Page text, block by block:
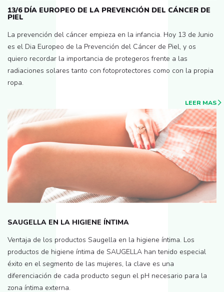
13/6 DÍA EUROPEO DE LA PREVENCIÓN DEL CÁNCER DE
PIEL
La prevención del cáncer empieza en la infancia. Hoy 13 de Junio
es el Dia Europeo de la Prevención del Cáncer de Piel, y os
quiero recordar la importancia de protegeros frente a las
radiaciones solares tanto con fotoprotectores como con la propia
ropa.
LEER MAS
SAUGELLA EN LA HIGIENE ÍNTIMA
Ventaja de los productos Saugella en la higiene íntima. Los
productos de higiene íntima de SAUGELLA han tenido especial
éxito en el segmento de las mujeres, la clave es una
diferenciación de cada producto segun el pH necesario para la
zona íntima externa.